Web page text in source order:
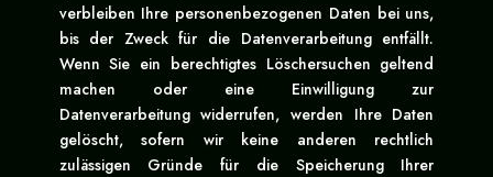
verbleiben Ihre personenbezogenen Daten bei uns,
bis der Zweck für die Datenverarbeitung entfällt.
Wenn Sie ein berechtigtes Löschersuchen geltend
machen oder eine Einwilligung zur
Datenverarbeitung widerrufen, werden Ihre Daten
gelöscht, sofern wir keine anderen rechtlich
zulässigen Gründe für die Speicherung Ihrer